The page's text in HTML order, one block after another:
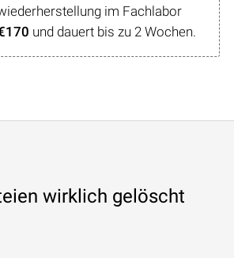
im Fachlabor
und dauert bis zu 2 Wochen.
wirklich gelöscht